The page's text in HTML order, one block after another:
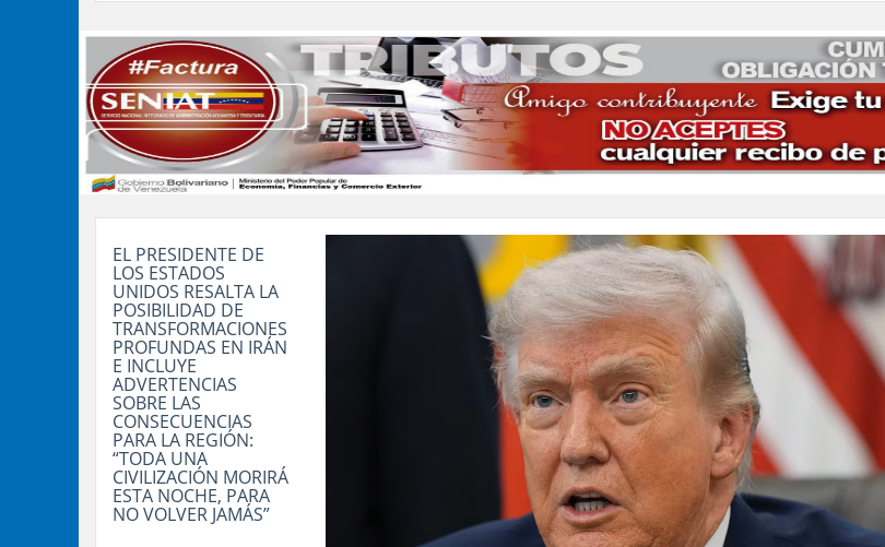
EL PRESIDENTE DE
LOS ESTADOS
UNIDOS RESALTA LA
POSIBILIDAD DE
TRANSFORMACIONES
PROFUNDAS EN IRÁN
E INCLUYE
ADVERTENCIAS
SOBRE LAS
CONSECUENCIAS
PARA LA REGIÓN:
“TODA UNA
CIVILIZACIÓN MORIRÁ
ESTA NOCHE, PARA
NO VOLVER JAMÁS”